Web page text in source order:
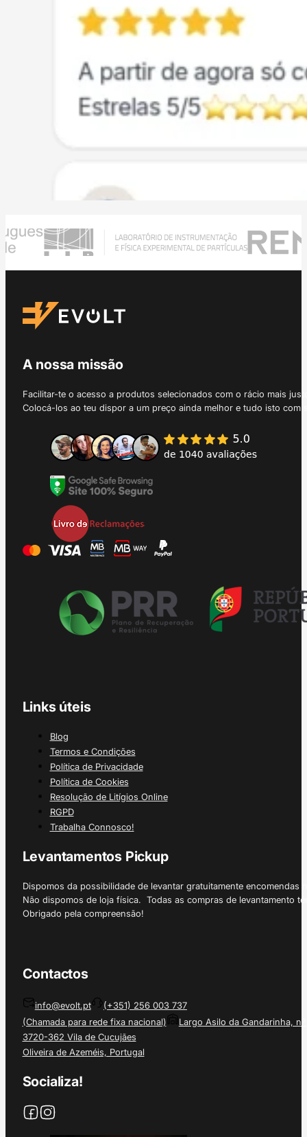
A nossa missão
Facilitar-te o acesso a produtos selecionados com o rácio mais
Colocá-los ao teu dispor a um preço ainda melhor e tudo isto
Links úteis
Blog
Termos e Condições
Política de Privacidade
Política de Cookies
Resolução de Litígios Online
RGPD
Trabalha Connosco!
Levantamentos Pickup
Dispomos da possibilidade de levantar gratuitamente
Não dispomos de loja física. Todas as compras de levantamento
Obrigado pela compreensão!
Contactos
info@evolt.pt
(+351) 256 003 737
(Chamada para rede fixa nacional)
Largo Asilo da Gandarinha, nº
3720-362 Vila de Cucujães
Oliveira de Azeméis, Portugal
Socializa!